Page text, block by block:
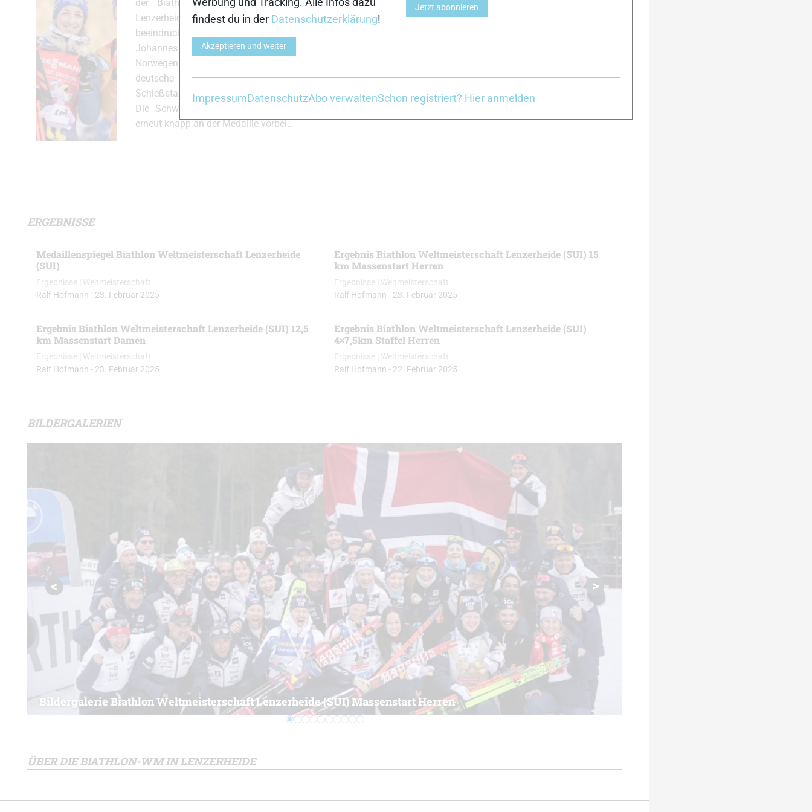
der Biathlon Weltmeisterschaft in der
Lenzerheide geht an Frankreich. Mit
beeindruckender Laufleistung sichert
Johannes Thingnes Boe Silber für
Norwegen und Justus Strelow bringt die
deutsche Staffel nach Nervenstärke am
Schießstand auf dem Bronzerang ins Ziel.
Die Schweiz schrammte auf Rang vier
erneut knapp an der Medaille vorbei…
Einzel der Herren bei der Biathlon
den Bronzerang und bester Deutscher wird
ERGEBNISSE
Medaillenspiegel Biathlon Weltmeisterschaft Lenzerheide
(SUI)
Ergebnisse | Weltmeisterschaft
Ralf Hofmann - 23. Februar 2025
Ergebnis Biathlon Weltmeisterschaft Lenzerheide (SUI) 15
km Massenstart Herren
Ergebnisse| Weltmeisterschaft
Ralf Hofmann - 23. Februar 2025
Ergebnis Biathlon Weltmeisterschaft Lenzerheide (SUI) 12,5
km Massenstart Damen
Ergebnisse | Weltmeisterschaft
Ralf Hofmann - 23. Februar 2025
Ergebnis Biathlon Weltmeisterschaft Lenzerheide (SUI)
4×7,5km Staffel Herren
Ergebnisse| Weltmeisterschaft
Ralf Hofmann - 22. Februar 2025
BILDERGALERIEN
Bildergalerie Biathlon Weltmeisterschaft Lenzerheide (SUI) Massenstart Frauen
ÜBER DIE BIATHLON-WM IN LENZERHEIDE
findest du in der Datenschutzerklärung!
Akzeptieren und weiter
Jetzt abonnieren
ImpressumDatenschutzAbo verwaltenSchon registriert? Hier anmelden